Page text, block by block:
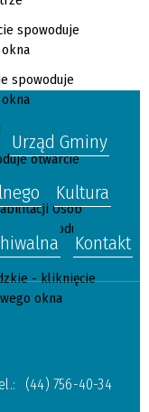
Urząd Gminy
Kultura
Kontakt
(44) 756-40-34